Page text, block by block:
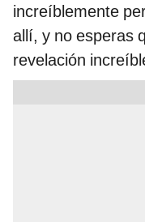
increíblemente
allí, y no esperas
revelación